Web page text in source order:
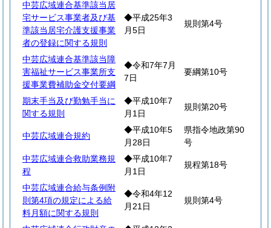
中芸広域連合基準該当居
宅サービス事業者及び基
準該当居宅介護支援事業
者の登録に関する規則
◆平成25年3
月5日
規則第4号
中芸広域連合基準該当障
害福祉サービス事業所支
援事業費補助金交付要綱
◆令和7年7月
7日
要綱第10号
期末手当及び勤勉手当に
関する規則
◆平成10年7
月1日
規則第20号
中芸広域連合規約
◆平成10年5
月28日
県指令地政第90
号
中芸広域連合救助業務規
程
◆平成10年7
月1日
規程第18号
中芸広域連合給与条例附
則第4項の規定による給
料月額に関する規則
◆令和4年12
月21日
規則第4号